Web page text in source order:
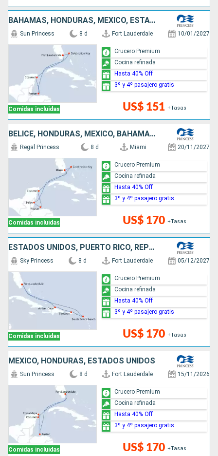
BAHAMAS, HONDURAS, MÉXICO, ESTADOS UNIDOS
Comidas incluidas
Sun Princess 8 d Fort Lauderdale 10/01/2027
US$ 151 +Tasas
Crucero Premium
Cocina refinada
Hasta 40% Off
3º y 4º pasajero gratis
BELICE, HONDURAS, MÉXICO, BAHAMAS, ESTADOS UNIDOS
Comidas incluidas
Regal Princess 8 d Miami 20/11/2027
US$ 170 +Tasas
Crucero Premium
Cocina refinada
Hasta 40% Off
3º y 4º pasajero gratis
ESTADOS UNIDOS, PUERTO RICO, REPÚBLICA DOMINICANA
Comidas incluidas
Sky Princess 8 d Fort Lauderdale 05/12/2027
US$ 170 +Tasas
Crucero Premium
Cocina refinada
Hasta 40% Off
3º y 4º pasajero gratis
MÉXICO, HONDURAS, ESTADOS UNIDOS
Comidas incluidas
Sun Princess 8 d Fort Lauderdale 15/11/2026
US$ 170 +Tasas
Crucero Premium
Cocina refinada
Hasta 40% Off
3º y 4º pasajero gratis